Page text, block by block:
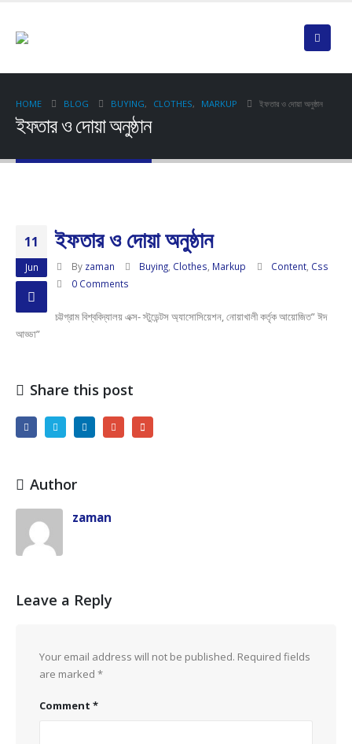
HOME BLOG BUYING, CLOTHES, MARKUP ইফতার ও দোয়া অনুষ্ঠান
ইফতার ও দোয়া অনুষ্ঠান
11
Jun
ইফতার ও দোয়া অনুষ্ঠান
By zaman Buying, Clothes, Markup Content, Css
0 Comments
চট্টগ্রাম বিশ্ববিদ্যালয় এক্স- স্টুডেন্টস অ্যাসোসিয়েশন, নোয়াখালী কর্তৃক আয়োজিত” ঈদ
আড্ডা”
Share this post
Author
zaman
Leave a Reply
Your email address will not be published. Required fields
are marked *
Comment *